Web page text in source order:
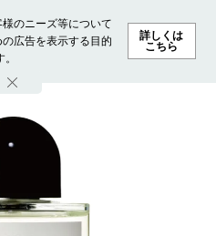
のニーズ等について
広告を表示する目的
詳しくは
こちら
ング ファッション ビューテ